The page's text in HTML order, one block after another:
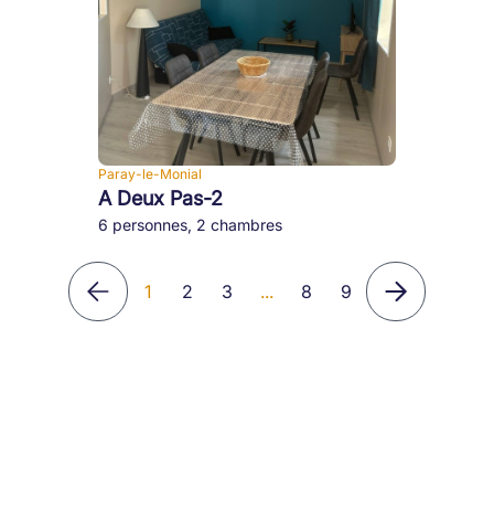
Paray-le-Monial
A Deux Pas-2
6 personnes, 2 chambres
1 2 3 ... 8 9